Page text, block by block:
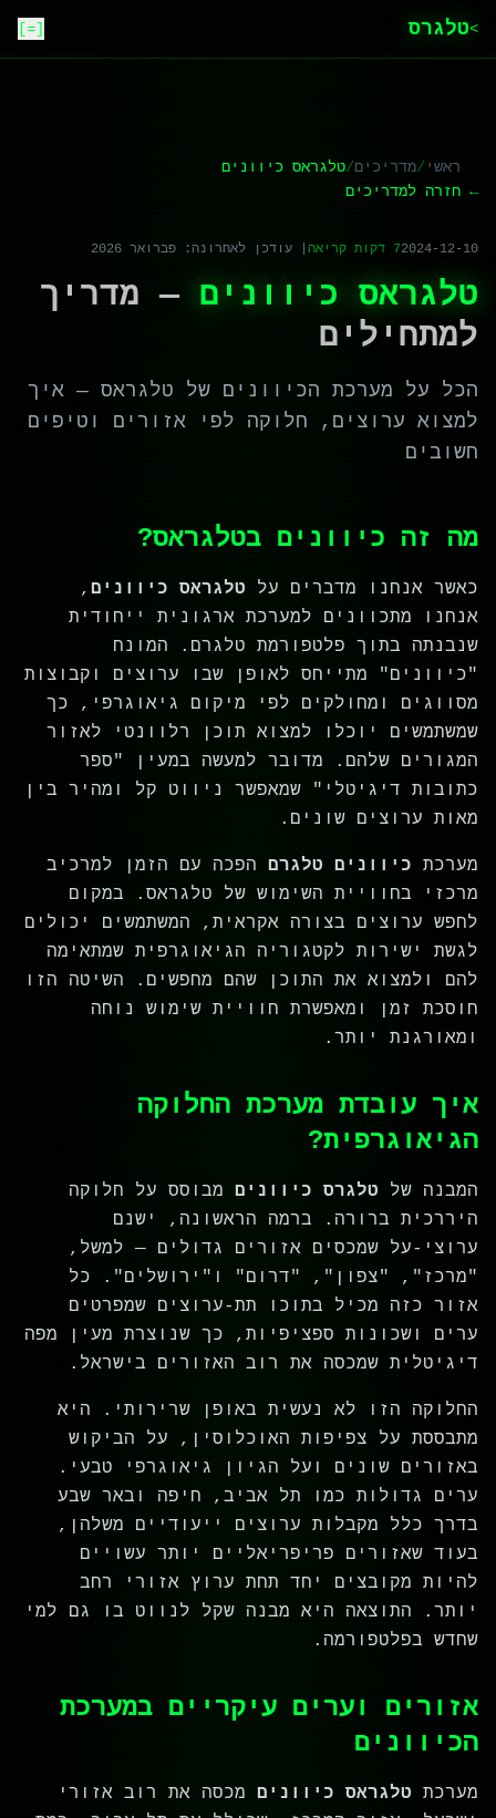
>טלגרס [=]
ראשי/מדריכים/טלגראס כיוונים
← חזרה למדריכים
2024-12-107 דקות קריאה | עודכן לאחרונה: פברואר 2026
טלגראס כיוונים — מדריך
למתחילים
הכל על מערכת הכיוונים של טלגראס — איך
למצוא ערוצים, חלוקה לפי אזורים וטיפים
חשובים
מה זה כיוונים בטלגראס?
כאשר אנחנו מדברים על טלגראס כיוונים ,
אנחנו מתכוונים למערכת ארגונית ייחודית
שנבנתה בתוך פלטפורמת טלגרם. המונח
"כיוונים" מתייחס לאופן שבו ערוצים וקבוצות
מסווגים ומחולקים לפי מיקום גיאוגרפי, כך
שמשתמשים יוכלו למצוא תוכן רלוונטי לאזור
המגורים שלהם. מדובר למעשה במעין "ספר
כתובות דיגיטלי" שמאפשר ניווט קל ומהיר בין
מאות ערוצים שונים.
מערכת כיוונים טלגרם הפכה עם הזמן למרכיב
מרכזי בחוויית השימוש של טלגראס. במקום
לחפש ערוצים בצורה אקראית, המשתמשים יכולים
לגשת ישירות לקטגוריה הגיאוגרפית שמתאימה
להם ולמצוא את התוכן שהם מחפשים. השיטה הזו
חוסכת זמן ומאפשרת חוויית שימוש נוחה
ומאורגנת יותר.
איך עובדת מערכת החלוקה
הגיאוגרפית?
המבנה של טלגרס כיוונים מבוסס על חלוקה
היררכית ברורה. ברמה הראשונה, ישנם
ערוצי-על שמכסים אזורים גדולים — למשל,
"מרכז", "צפון", "דרום" ו"ירושלים". כל
אזור כזה מכיל בתוכו תת-ערוצים שמפרטים
ערים ושכונות ספציפיות, כך שנוצרת מעין מפה
דיגיטלית שמכסה את רוב האזורים בישראל.
החלוקה הזו לא נעשית באופן שרירותי. היא
מתבססת על צפיפות האוכלוסין, על הביקוש
באזורים שונים ועל הגיון גיאוגרפי טבעי.
ערים גדולות כמו תל אביב, חיפה ובאר שבע
בדרך כלל מקבלות ערוצים ייעודיים משלהן,
בעוד שאזורים פריפריאליים יותר עשויים
להיות מקובצים יחד תחת ערוץ אזורי רחב
יותר. התוצאה היא מבנה שקל לנווט בו גם למי
שחדש בפלטפורמה.
אזורים וערים עיקריים במערכת
הכיוונים
מערכת טלגראס כיוונים מכסה את רוב אזורי